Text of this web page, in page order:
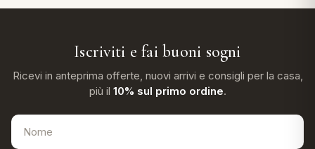
Iscriviti e fai buoni sogni
Ricevi in anteprima offerte, nuovi arrivi e consigli per la casa,
più il 10% sul primo ordine.